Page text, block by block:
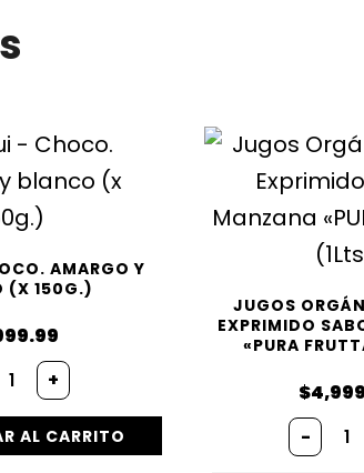
AMARGO Y
(X 150G.)
+
AL CARRITO
JUGOS
EXPRIMIDO
«PURA
$
-